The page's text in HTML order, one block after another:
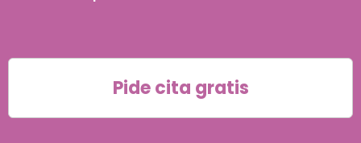
Pide cita gratis